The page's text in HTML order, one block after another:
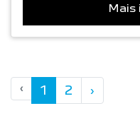
Mais
‹ 1 2 ›